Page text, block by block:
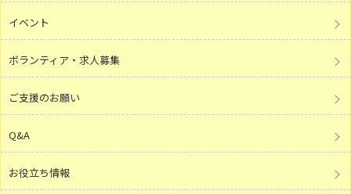
イベント
ボランティア・求人募集
ご支援のお願い
Q&A
お役立ち情報